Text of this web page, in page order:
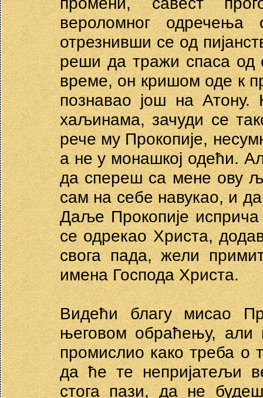
вероломног
отрезнивши се од
реши да тражи спаса од
време, он кришом оде к
познавао још на Атону.
хаљинама, зачуди се
рече му Прокопије,
а не у монашкој одећи.
да спереш са мене ову
сам на себе навукао, и
Даље Прокопије исприча
се одрекао Христа,
свога пада, жели
имена Господа Христа.
Видећи благу мисао
његовом обраћењу, али
промислио како треба
да ће те непријатељи
стога пази, да не